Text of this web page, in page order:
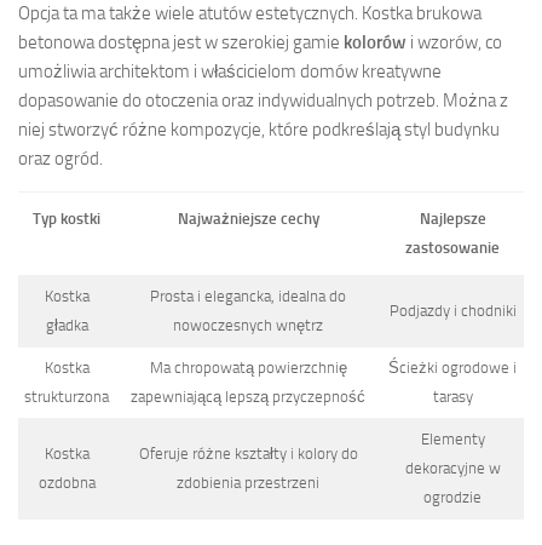
Opcja ta ma także wiele atutów estetycznych. Kostka brukowa
betonowa dostępna jest w szerokiej gamie kolorów i wzorów, co
umożliwia architektom i właścicielom domów kreatywne
dopasowanie do otoczenia oraz indywidualnych potrzeb. Można z
niej stworzyć różne kompozycje, które podkreślają styl budynku
oraz ogród.
Typ kostki Najważniejsze cechy
Najlepsze
zastosowanie
Kostka
gładka
Prosta i elegancka, idealna do
nowoczesnych wnętrz
Podjazdy i chodniki
Kostka
strukturzona
Ma chropowatą powierzchnię
zapewniającą lepszą przyczepność
Ścieżki ogrodowe i
tarasy
Kostka
ozdobna
Oferuje różne kształty i kolory do
zdobienia przestrzeni
Elementy
dekoracyjne w
ogrodzie